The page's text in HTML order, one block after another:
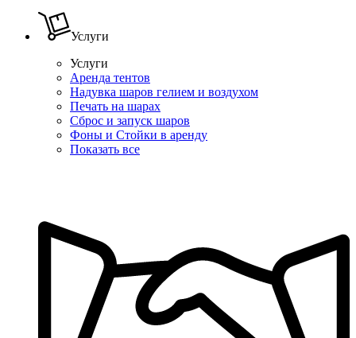
Услуги
Услуги
Аренда тентов
Надувка шаров гелием и воздухом
Печать на шарах
Сброс и запуск шаров
Фоны и Стойки в аренду
Показать все